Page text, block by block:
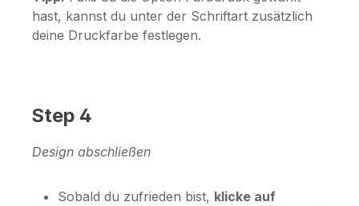
hast, kannst du unter der Schriftart zusätzlich
deine Druckfarbe festlegen.
Step 4
Design abschließen
Sobald du zufrieden bist, klicke auf